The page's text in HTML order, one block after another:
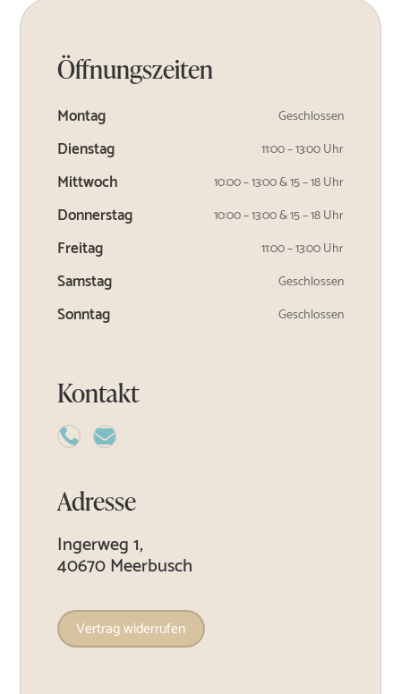
Öffnungszeiten
Montag Geschlossen
Dienstag 11:00 – 13:00 Uhr
Mittwoch 10:00 – 13:00 & 15 – 18 Uhr
Donnerstag 10:00 – 13:00 & 15 – 18 Uhr
Freitag 11:00 – 13:00 Uhr
Samstag Geschlossen
Sonntag Geschlossen
Kontakt
 
Adresse
Ingerweg 1,
40670 Meerbusch
Vertrag widerrufen